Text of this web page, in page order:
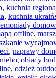
, kuchnia
, kuchnia
offline,
, naprawy
, obiady
, odzież